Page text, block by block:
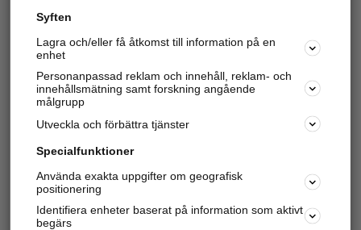
Har du redan verifierat ditt företag? Logga in
Varje vecka besöker du och4 miljoner
andra
härliga användare oss för att hitta rätt lokal
information om företag, privatpersoner och
platser.
Syften
Lagra och/eller få åtkomst till information på en
enhet
Personanpassad reklam och innehåll, reklam- och
innehållsmätning samt forskning angående
målgrupp
Utveckla och förbättra tjänster
Specialfunktioner
Använda exakta uppgifter om geografisk
positionering
Identifiera enheter baserat på information som aktivt
begärs